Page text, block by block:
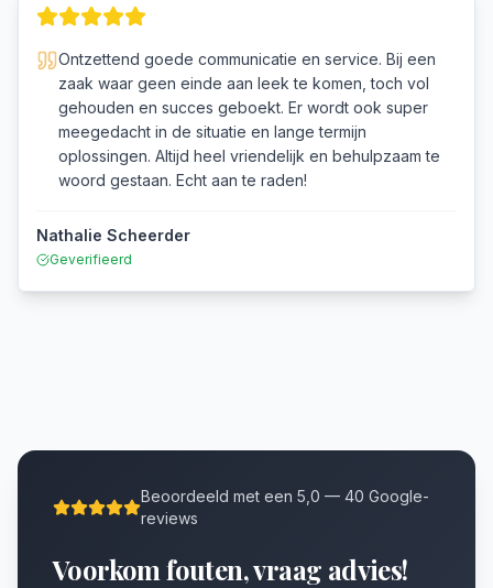
Ontzettend goede communicatie en service. Bij een
zaak waar geen einde aan leek te komen, toch vol
gehouden en succes geboekt. Er wordt ook super
meegedacht in de situatie en lange termijn
oplossingen. Altijd heel vriendelijk en behulpzaam te
woord gestaan. Echt aan te raden!
Nathalie Scheerder
Geverifieerd
Beoordeeld met een 5,0 — 40 Google-
reviews
Voorkom fouten, vraag advies!